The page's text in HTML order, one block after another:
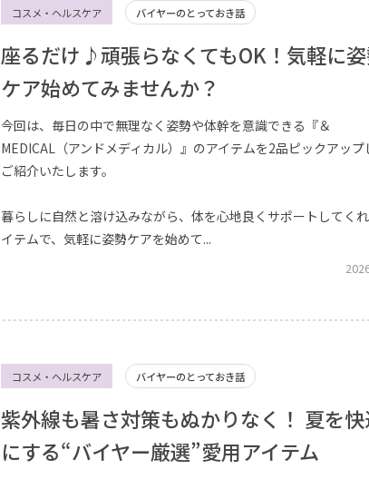
コスメ・ヘルスケア バイヤーのとっておき話
座るだけ♪頑張らなくてもOK！気軽に
ケア始めてみませんか？
今回は、毎日の中で無理なく姿勢や体幹を意識できる『＆
MEDICAL（アンドメディカル）』のアイテムを2品ピックアップ
ご紹介いたします。
暮らしに自然と溶け込みながら、体を心地良くサポートしてく
イテムで、気軽に姿勢ケアを始めて...
コスメ・ヘルスケア バイヤーのとっておき話
紫外線も暑さ対策もぬかりなく！ 夏を
にする“バイヤー厳選”愛用アイテム